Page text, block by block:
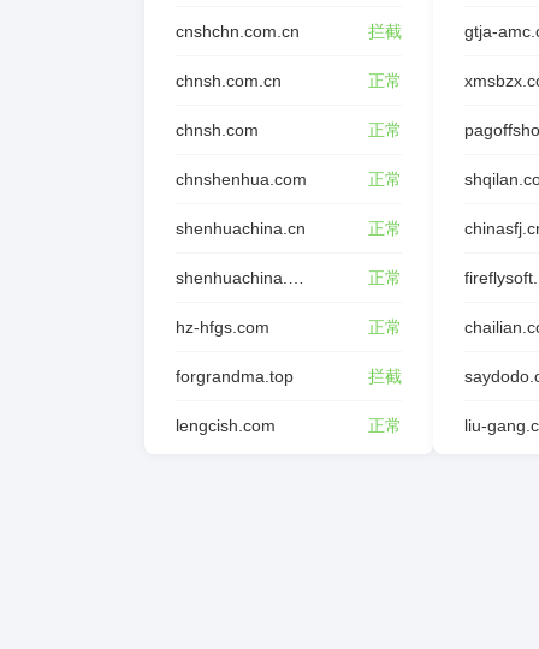
cnshchn.com.cn 拦截
chnsh.com.cn 正常
chnsh.com 正常
chnshenhua.com 正常
shenhuachina.cn 正常
正常
hz-hfgs.com 正常
forgrandma.top 拦截
lengcish.com 正常
gtja-
liu-